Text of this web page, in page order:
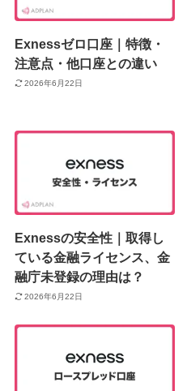
Exnessゼロ口座｜特徴・
注意点・他口座との違い
2026年6月22日
Exnessの安全性｜取得し
ている金融ライセンス、金
融庁未登録の理由は？
2026年6月22日